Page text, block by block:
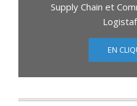
Supply Chain et
EN